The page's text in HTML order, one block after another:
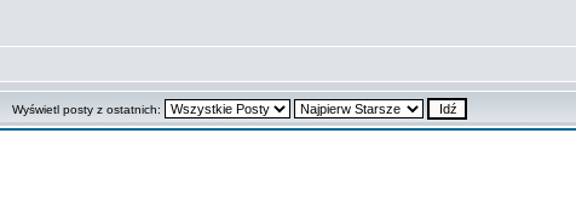
Wyświetl posty z ostatnich: